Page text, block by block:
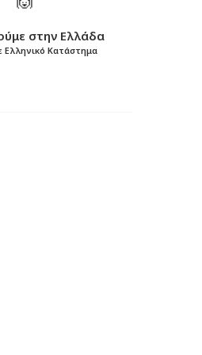
στην Ελλάδα
Ελληνικό Κατάστημα